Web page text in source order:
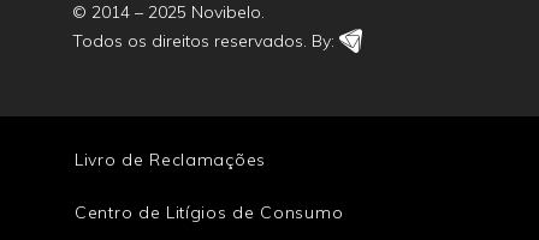
© 2014 – 2025 Novibelo.
Todos os direitos reservados. By:
Livro de Reclamações
Centro de Litígios de Consumo